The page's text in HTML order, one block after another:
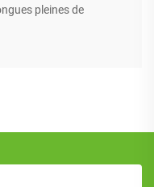
pleines de